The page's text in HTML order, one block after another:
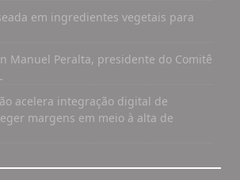
em ingredientes vegetais para
Manuel Peralta, presidente do Comitê
acelera integração digital de
margens em meio à alta de